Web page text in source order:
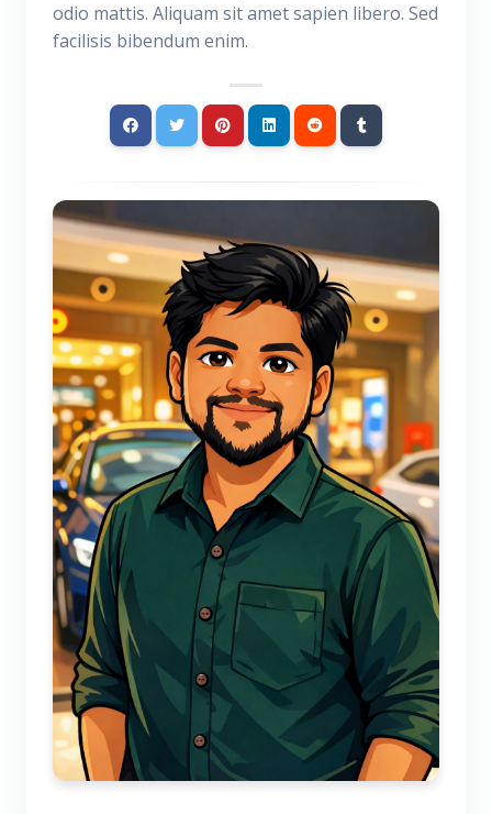
odio mattis. Aliquam sit amet sapien libero. Sed
facilisis bibendum enim.